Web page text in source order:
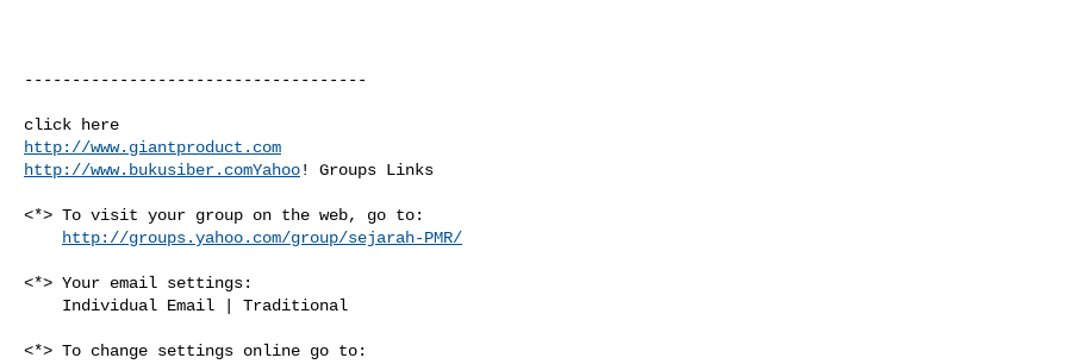
------------------------------------
http://www.giantproduct.com
http://www.bukusiber.comYahoo! Groups Links
<*> To visit your group on the web, go to:
http://groups.yahoo.com/group/sejarah-PMR/
<*> Your email settings:
<*> To change settings online go to: